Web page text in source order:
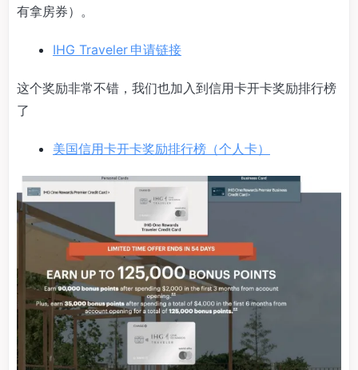
有拿房券）。
IHG Traveler 申请链接
这个奖励非常不错，我们也加入到信用卡开卡奖励排行榜
了
美国信用卡开卡奖励排行榜（个人卡）